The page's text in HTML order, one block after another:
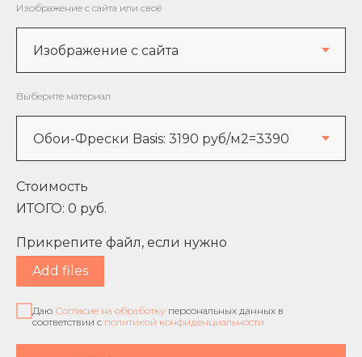
Изображение с сайта или своё
Выберите материал
Стоимость
ИТОГО: 0 руб.
Прикрепите файл, если нужно
Add files
Даю Согласие на обработку персональных данных в
соответствии с политикой конфиденциальности